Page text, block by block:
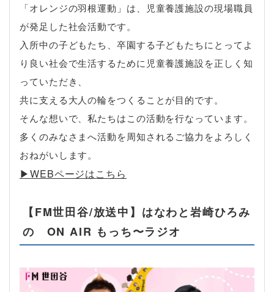
「オレンジの羽根運動」は、児童養護施設の現場職員
が発足した社会活動です。
入所中の子どもたち、卒園する子どもたちにとってよ
り良い社会で生活するために児童養護施設を正しく知
っていただき、
共に支える大人の輪をつくることが目的です。
そんな想いで、私たちはこの活動を行なっています。
多くのみなさまへ活動を周知されるご協力をよろしく
おねがいします。
▶︎WEBページはこちら
【FM世田谷/放送中】はなわと岩崎ひろみ
の ON AIR もっち〜ラジオ